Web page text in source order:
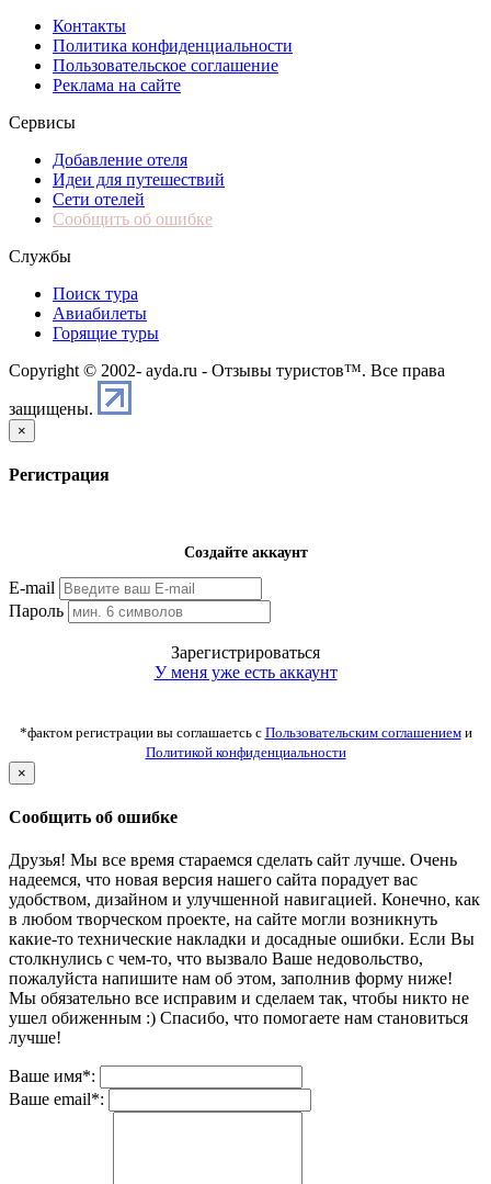
Контакты
Политика конфиденциальности
Пользовательское соглашение
Реклама на сайте
Сервисы
Добавление отеля
Идеи для путешествий
Сети отелей
Сообщить об ошибке
Службы
Поиск тура
Авиабилеты
Горящие туры
Copyright © 2002- ayda.ru - Отзывы туристов™. Все права
защищены.
×
Регистрация
Создайте аккаунт
E-mail
Пароль
Зарегистрироваться
У меня уже есть аккаунт
*фактом регистрации вы соглашаетсь с Пользовательским соглашениеми
Политикой конфиденциальности
×
Сообщить об ошибке
Друзья! Мы все время стараемся сделать сайт лучше. Очень
надеемся, что новая версия нашего сайта порадует вас
удобством, дизайном и улучшенной навигацией. Конечно, как
в любом творческом проекте, на сайте могли возникнуть
какие-то технические накладки и досадные ошибки. Если Вы
столкнулись с чем-то, что вызвало Ваше недовольство,
пожалуйста напишите нам об этом, заполнив форму ниже!
Мы обязательно все исправим и сделаем так, чтобы никто не
ушел обиженным :) Спасибо, что помогаете нам становиться
лучше!
Ваше имя*:
Ваше email*: